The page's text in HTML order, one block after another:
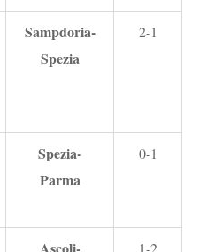
Sampdoria-
Spezia
2-1
Spezia-
Parma
0-1
Ascoli-
1-2